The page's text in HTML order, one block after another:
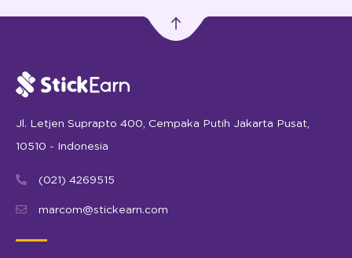
Jl. Letjen Suprapto 400, Cempaka Putih Jakarta Pusat,
10510 - Indonesia
(021) 4269515
marcom@stickearn.com